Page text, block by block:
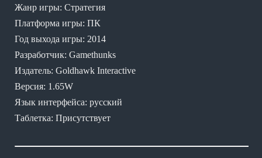
Жанр игры: Стратегия
Платформа игры: ПК
Год выхода игры: 2014
Разработчик: Gamethunks
Издатель: Goldhawk Interactive
Версия: 1.65W
Язык интерфейса: русский
Таблетка: Присутствует